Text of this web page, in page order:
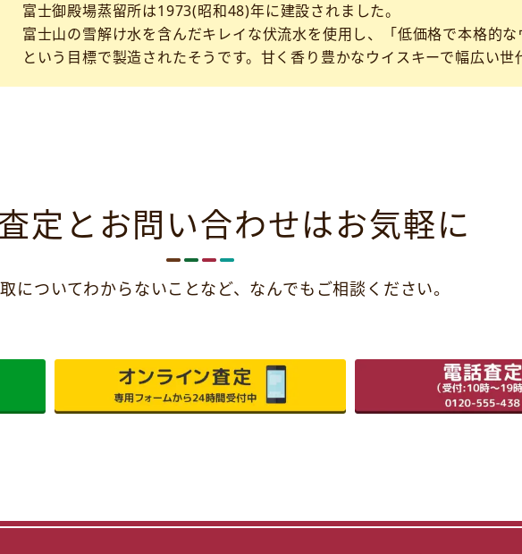
富士御殿場蒸留所は1973(昭和48)年に建設されました。
富士山の雪解け水を含んだキレイな伏流水を使用し、「低価格で本格的な
という目標で製造されたそうです。甘く香り豊かなウイスキーで幅広い世
定とお問い合わせはお気軽に
についてわからないことなど、 なんでもご相談ください。